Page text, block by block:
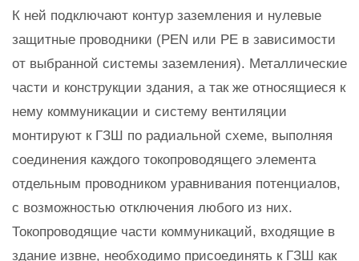
К ней подключают контур заземления и нулевые
защитные проводники (PEN или PE в зависимости
от выбранной системы заземления). Металлические
части и конструкции здания, а так же относящиеся к
нему коммуникации и систему вентиляции
монтируют к ГЗШ по радиальной схеме, выполняя
соединения каждого токопроводящего элемента
отдельным проводником уравнивания потенциалов,
с возможностью отключения любого из них.
Токопроводящие части коммуникаций, входящие в
здание извне, необходимо присоединять к ГЗШ как